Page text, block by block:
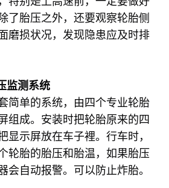
了胎压之外，还要观察轮胎侧
磨损状况，发现隐患应及时排
监测系统
简单的系统，由四个专业轮胎
组成。安装时把轮胎原来的四
显示屏放在车子裡。行车时，
轮胎的胎压和胎温，如果胎压
会自动报警。可以防止炸胎。